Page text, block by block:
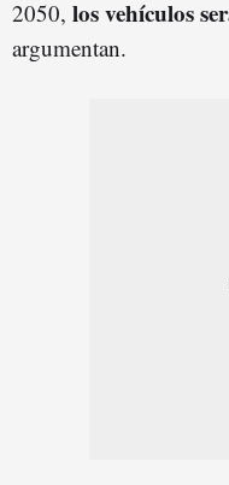
2050, los vehículos
argumentan.